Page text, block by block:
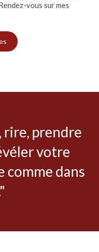
vous sur mes
rire, prendre
votre
comme dans